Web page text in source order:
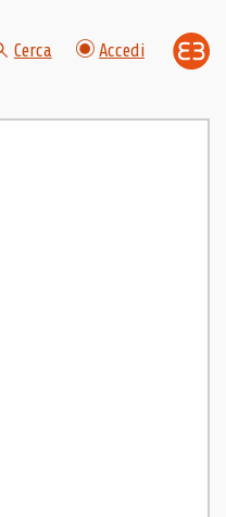
Cerca Accedi